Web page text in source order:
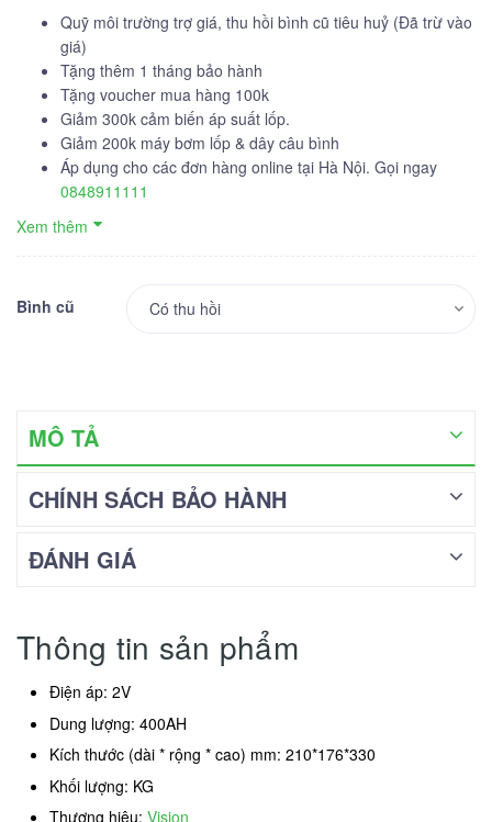
Quỹ môi trường trợ giá, thu hồi bình cũ tiêu huỷ (Đã trừ vào
giá)
Tặng thêm 1 tháng bảo hành
Tặng voucher mua hàng 100k
Giảm 300k cảm biến áp suất lốp.
Giảm 200k máy bơm lốp & dây câu bình
Áp dụng cho các đơn hàng online tại Hà Nội. Gọi ngay
0848911111
Xem thêm
Bình cũ
MÔ TẢ
CHÍNH SÁCH BẢO HÀNH
ĐÁNH GIÁ
Thông tin sản phẩm
Điện áp: 2V
Dung lượng: 400AH
Kích thước (dài * rộng * cao) mm: 210*176*330
Khối lượng: KG
Thương hiệu: Vision